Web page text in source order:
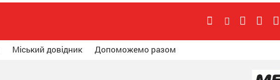
Міський довідник Допоможемо разом